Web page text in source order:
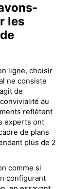
les
ligne, choisir
ne consiste
de
au
reflètent
experts ont
de plans
plus de 2
comme si
configurant